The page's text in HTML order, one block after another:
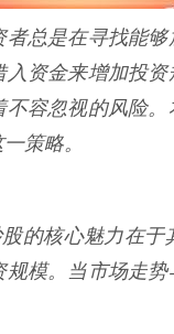
总是在寻找能
资金来增加投
容忽视的风险
策略。
的核心魅力在
模。当市场走